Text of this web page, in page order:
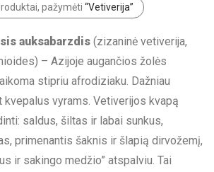
(0)
(1)
(34)
(0)
pažymėti “Vetiverija”
auksabarzdis (zizaninė vetiverija,
– Azijoje augančios žolės
stipriu afrodiziaku. Dažniau
kvepalus vyrams. Vetiverijos kvapą
saldus, šiltas ir labai sunkus,
primenantis šaknis ir šlapią dirvožemį,
ir sakingo medžio” atspalviu. Tai